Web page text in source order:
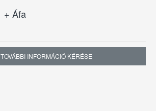
+ Áfa
TOVÁBBI INFORMÁCIÓ KÉRÉSE